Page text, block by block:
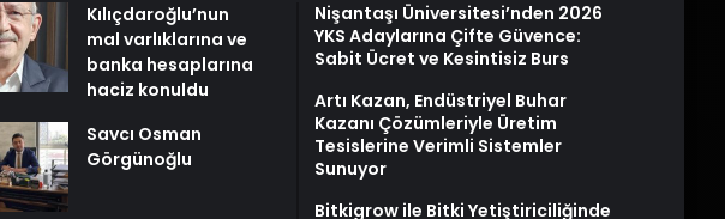
Kılıçdaroğlu’nun
mal varlıklarına ve
banka hesaplarına
haciz konuldu
Savcı Osman
Görgünoğlu
Nişantaşı Üniversitesi’nden 2026
YKS Adaylarına Çifte Güvence:
Sabit Ücret ve Kesintisiz Burs
Artı Kazan, Endüstriyel Buhar
Kazanı Çözümleriyle Üretim
Tesislerine Verimli Sistemler
Sunuyor
Bitkigrow ile Bitki Yetiştiriciliğinde